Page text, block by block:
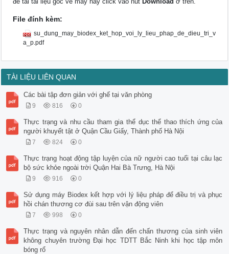
File đính kèm:
su_dung_may_biodex_ket_hop_voi_ly_lieu_phap_de_dieu_tri_v
a_p.pdf
TÀI LIỆU LIÊN QUAN
Các bài tập đơn giản với ghế tại văn phòng
9 816 0
Thực trạng và nhu cầu tham gia thể dục thể thao thích ứng của
người khuyết tật ở Quận Cầu Giấy, Thành phố Hà Nội
7 824 0
Thực trạng hoạt động tập luyện của nữ người cao tuổi tại câu lạc
bộ sức khỏe ngoài trời Quận Hai Bà Trưng, Hà Nội
9 916 0
Sử dụng máy Biodex kết hợp với lý liệu pháp để điều trị và phục
hồi chán thương cơ đùi sau trên vận động viên
7 998 0
Thực trạng và nguyên nhân dẫn đến chấn thương của sinh viên
không chuyên trường Đại học TDTT Bắc Ninh khi học tập môn
bóng rổ